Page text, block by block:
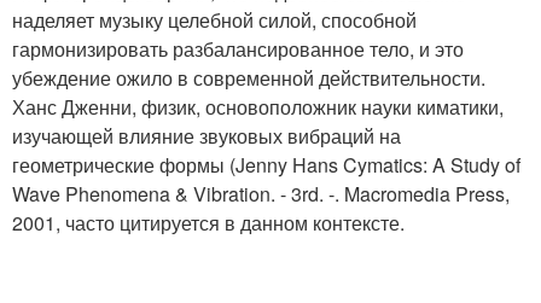
наделяет музыку целебной силой, способной
гармонизировать разбалансированное тело, и это
убеждение ожило в современной действительности.
Ханс Дженни, физик, основоположник науки киматики,
изучающей влияние звуковых вибраций на
геометрические формы (Jenny Hans Cymatics: A Study of
Wave Phenomena & Vibration. - 3rd. -. Macromedia Press,
2001, часто цитируется в данном контексте.